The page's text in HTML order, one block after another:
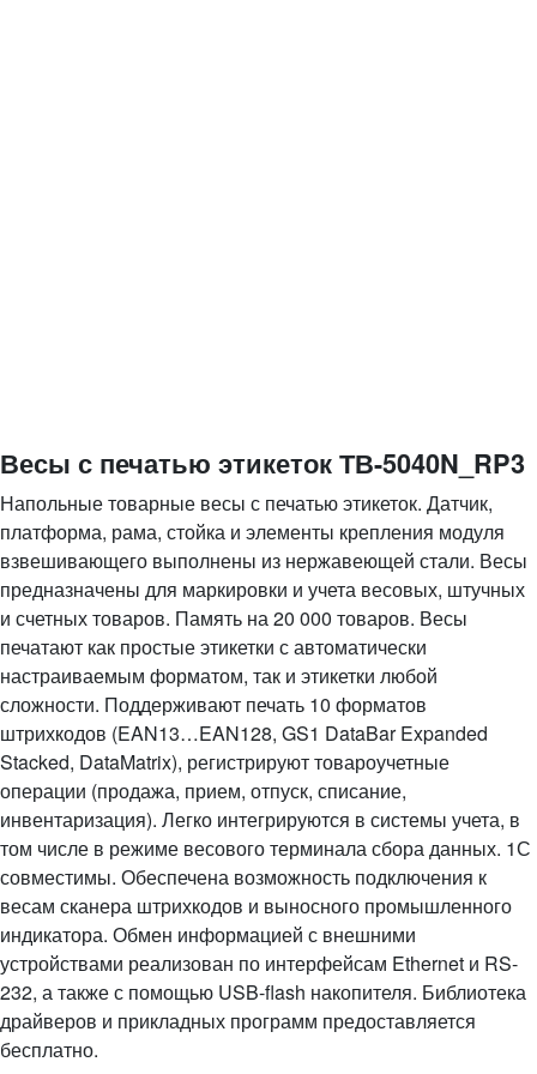
Весы с печатью этикеток ТВ-5040N_RP3
Напольные товарные весы с печатью этикеток. Датчик,
платформа, рама, стойка и элементы крепления модуля
взвешивающего выполнены из нержавеющей стали. Весы
предназначены для маркировки и учета весовых, штучных
и счетных товаров. Память на 20 000 товаров. Весы
печатают как простые этикетки с автоматически
настраиваемым форматом, так и этикетки любой
сложности. Поддерживают печать 10 форматов
штрихкодов (EAN13…EAN128, GS1 DataBar Expanded
Stacked, DataMatrix), регистрируют товароучетные
операции (продажа, прием, отпуск, списание,
инвентаризация). Легко интегрируются в системы учета, в
том числе в режиме весового терминала сбора данных. 1С
совместимы. Обеспечена возможность подключения к
весам сканера штрихкодов и выносного промышленного
индикатора. Обмен информацией с внешними
устройствами реализован по интерфейсам Ethernet и RS-
232, а также с помощью USB-flash накопителя. Библиотека
драйверов и прикладных программ предоставляется
бесплатно.